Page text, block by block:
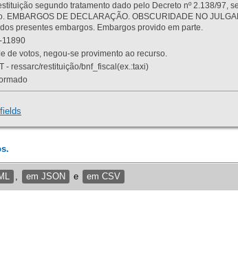
segundo tratamento dado pelo Decreto nº 2.138/97,
EMBARGOS DE DECLARAÇÃO. OBSCURIDADE NO
presentes embargos. Embargos provido em parte.
11890
de votos, negou-se provimento ao recurso.
- ressarc/restituição/bnf_fiscal(ex.:taxi)
em JSON e em CSV